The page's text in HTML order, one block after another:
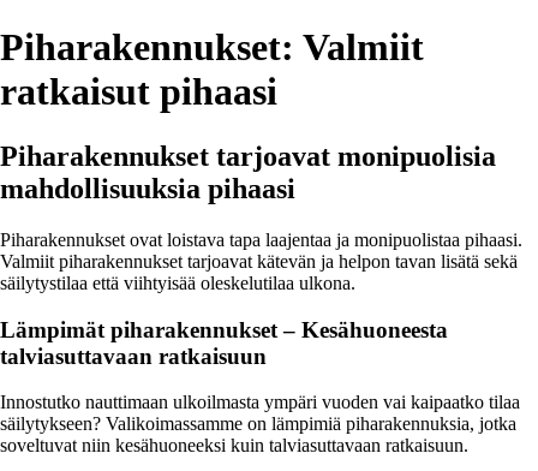
Piharakennukset: Valmiit
ratkaisut pihaasi
Piharakennukset tarjoavat monipuolisia
mahdollisuuksia pihaasi
Piharakennukset ovat loistava tapa laajentaa ja monipuolistaa pihaasi.
Valmiit piharakennukset tarjoavat kätevän ja helpon tavan lisätä sekä
säilytystilaa että viihtyisää oleskelutilaa ulkona.
Lämpimät piharakennukset – Kesähuoneesta
talviasuttavaan ratkaisuun
Innostutko nauttimaan ulkoilmasta ympäri vuoden vai kaipaatko tilaa
säilytykseen? Valikoimassamme on lämpimiä piharakennuksia, jotka
soveltuvat niin kesähuoneeksi kuin talviasuttavaan ratkaisuun.